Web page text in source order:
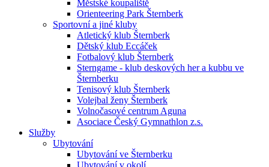
Městské koupaliště
Orienteering Park Šternberk
Sportovní a jiné kluby
Atletický klub Šternberk
Dětský klub Eccáček
Fotbalový klub Šternberk
Sterngame - klub deskových her a kubbu ve
Šternberku
Tenisový klub Šternberk
Volejbal ženy Šternberk
Volnočasové centrum Aguna
Asociace Český Gymnathlon z.s.
Služby
Ubytování
Ubytování ve Šternberku
Ubytování v okolí